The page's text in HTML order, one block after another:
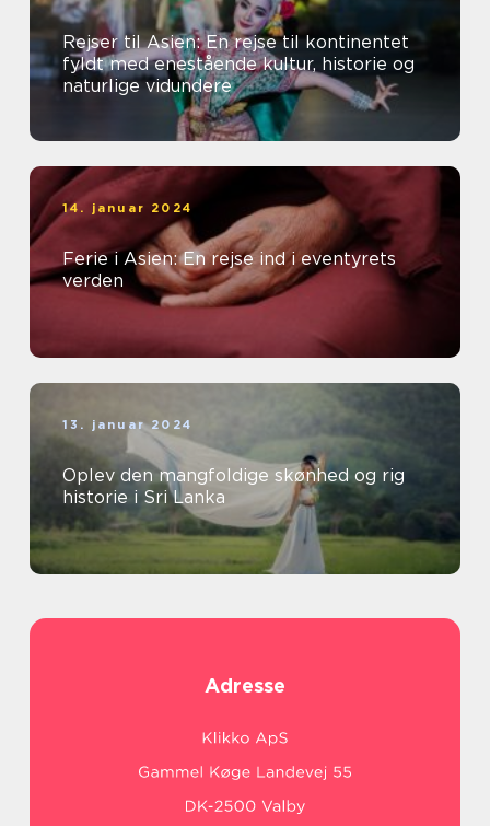
Rejser til Asien: En rejse til kontinentet
fyldt med enestående kultur, historie og
naturlige vidundere
14. januar 2024
Ferie i Asien: En rejse ind i eventyrets
verden
13. januar 2024
Oplev den mangfoldige skønhed og rig
historie i Sri Lanka
Adresse